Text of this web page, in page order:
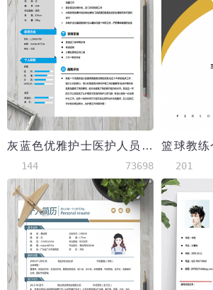
灰蓝色优雅护士医护人员简历
144 73698 201